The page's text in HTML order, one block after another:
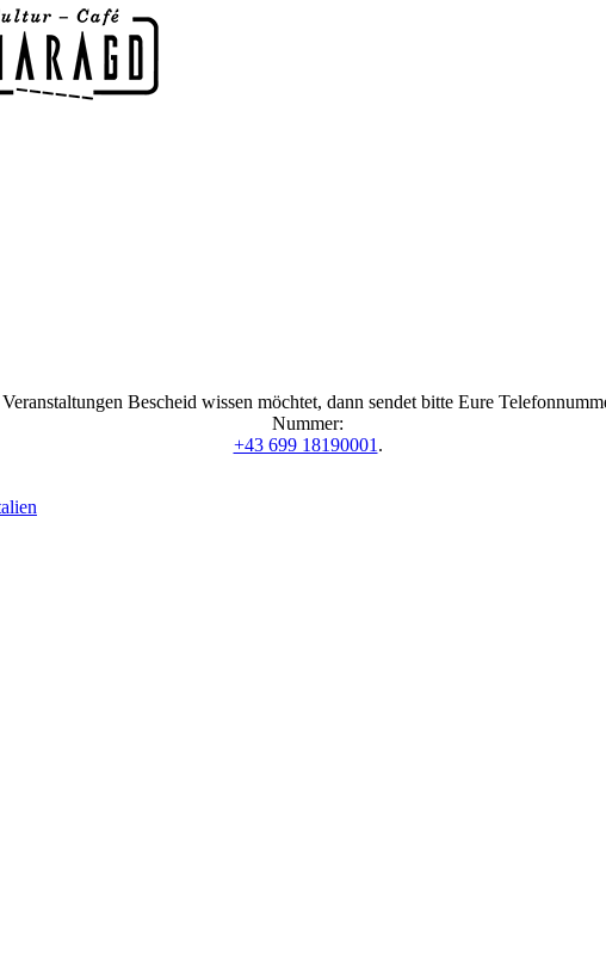
Bescheid wissen möchtet, dann sendet bitte Eure
Nummer:
+43 699 18190001 .